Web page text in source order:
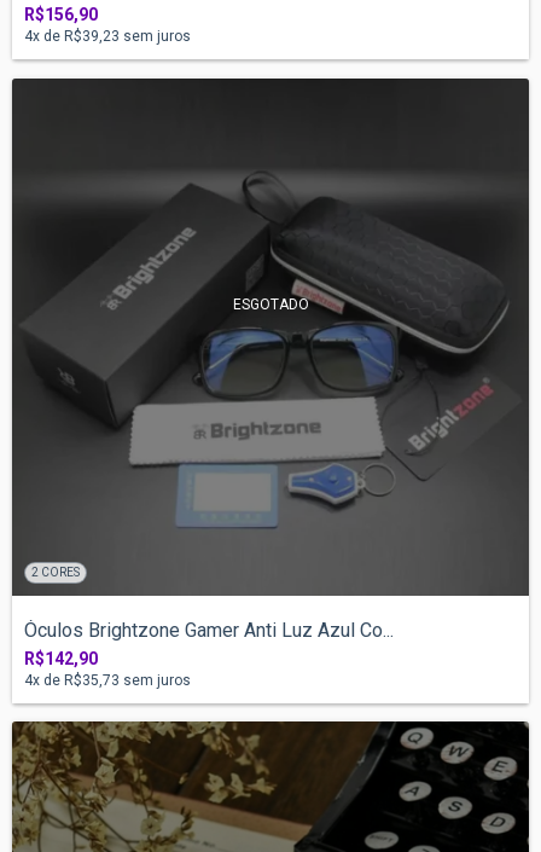
R$156,90
4x de R$39,23 sem juros
ESGOTADO
2 CORES
Óculos Brightzone Gamer Anti Luz Azul Co...
R$142,90
4x de R$35,73 sem juros